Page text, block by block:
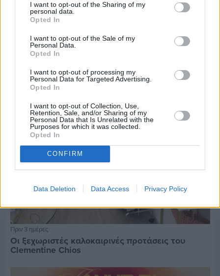
I want to opt-out of the Sharing of my
personal data.
Opted In
I want to opt-out of the Sale of my
Personal Data.
Opted In
I want to opt-out of processing my
Personal Data for Targeted Advertising.
Opted In
I want to opt-out of Collection, Use,
Retention, Sale, and/or Sharing of my
Personal Data that Is Unrelated with the
Purposes for which it was collected.
Opted In
CONFIRM
Data Deletion Data Access Privacy Policy
Πριν 2 ημέρες
Οδηγοί Δασικών Υπηρεσιών: Ζητούν ένταξη στο
ανθυγιεινό επίδομα
Πριν 3 ημέρες
Οι ξεχωριστές καλοκαιρινές προτάσεις του
Clementine Chios